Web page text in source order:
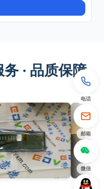
· 品质保障
电话
邮箱
微信